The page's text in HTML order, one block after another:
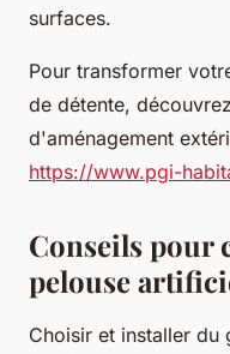
surfaces.
Pour transformer
de détente,
d'aménagement
https://www.pgi-
Conseils pour
pelouse
Choisir et installer du